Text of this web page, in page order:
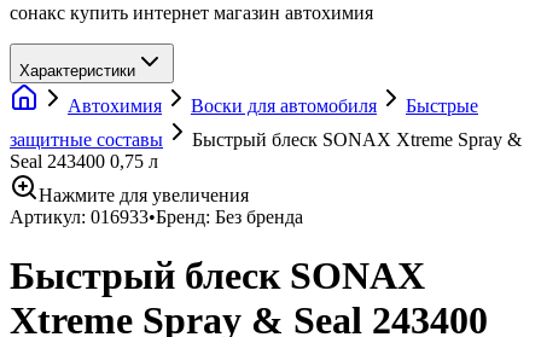
сонакс купить интернет магазин автохимия
Характеристики
Автохимия Воски для автомобиля
Быстрые
защитные составы
Быстрый блеск SONAX Xtreme Spray &
Seal 243400 0,75 л
Нажмите для увеличения
Артикул: 016933•Бренд: Без бренда
Быстрый блеск SONAX
Xtreme Spray & Seal 243400